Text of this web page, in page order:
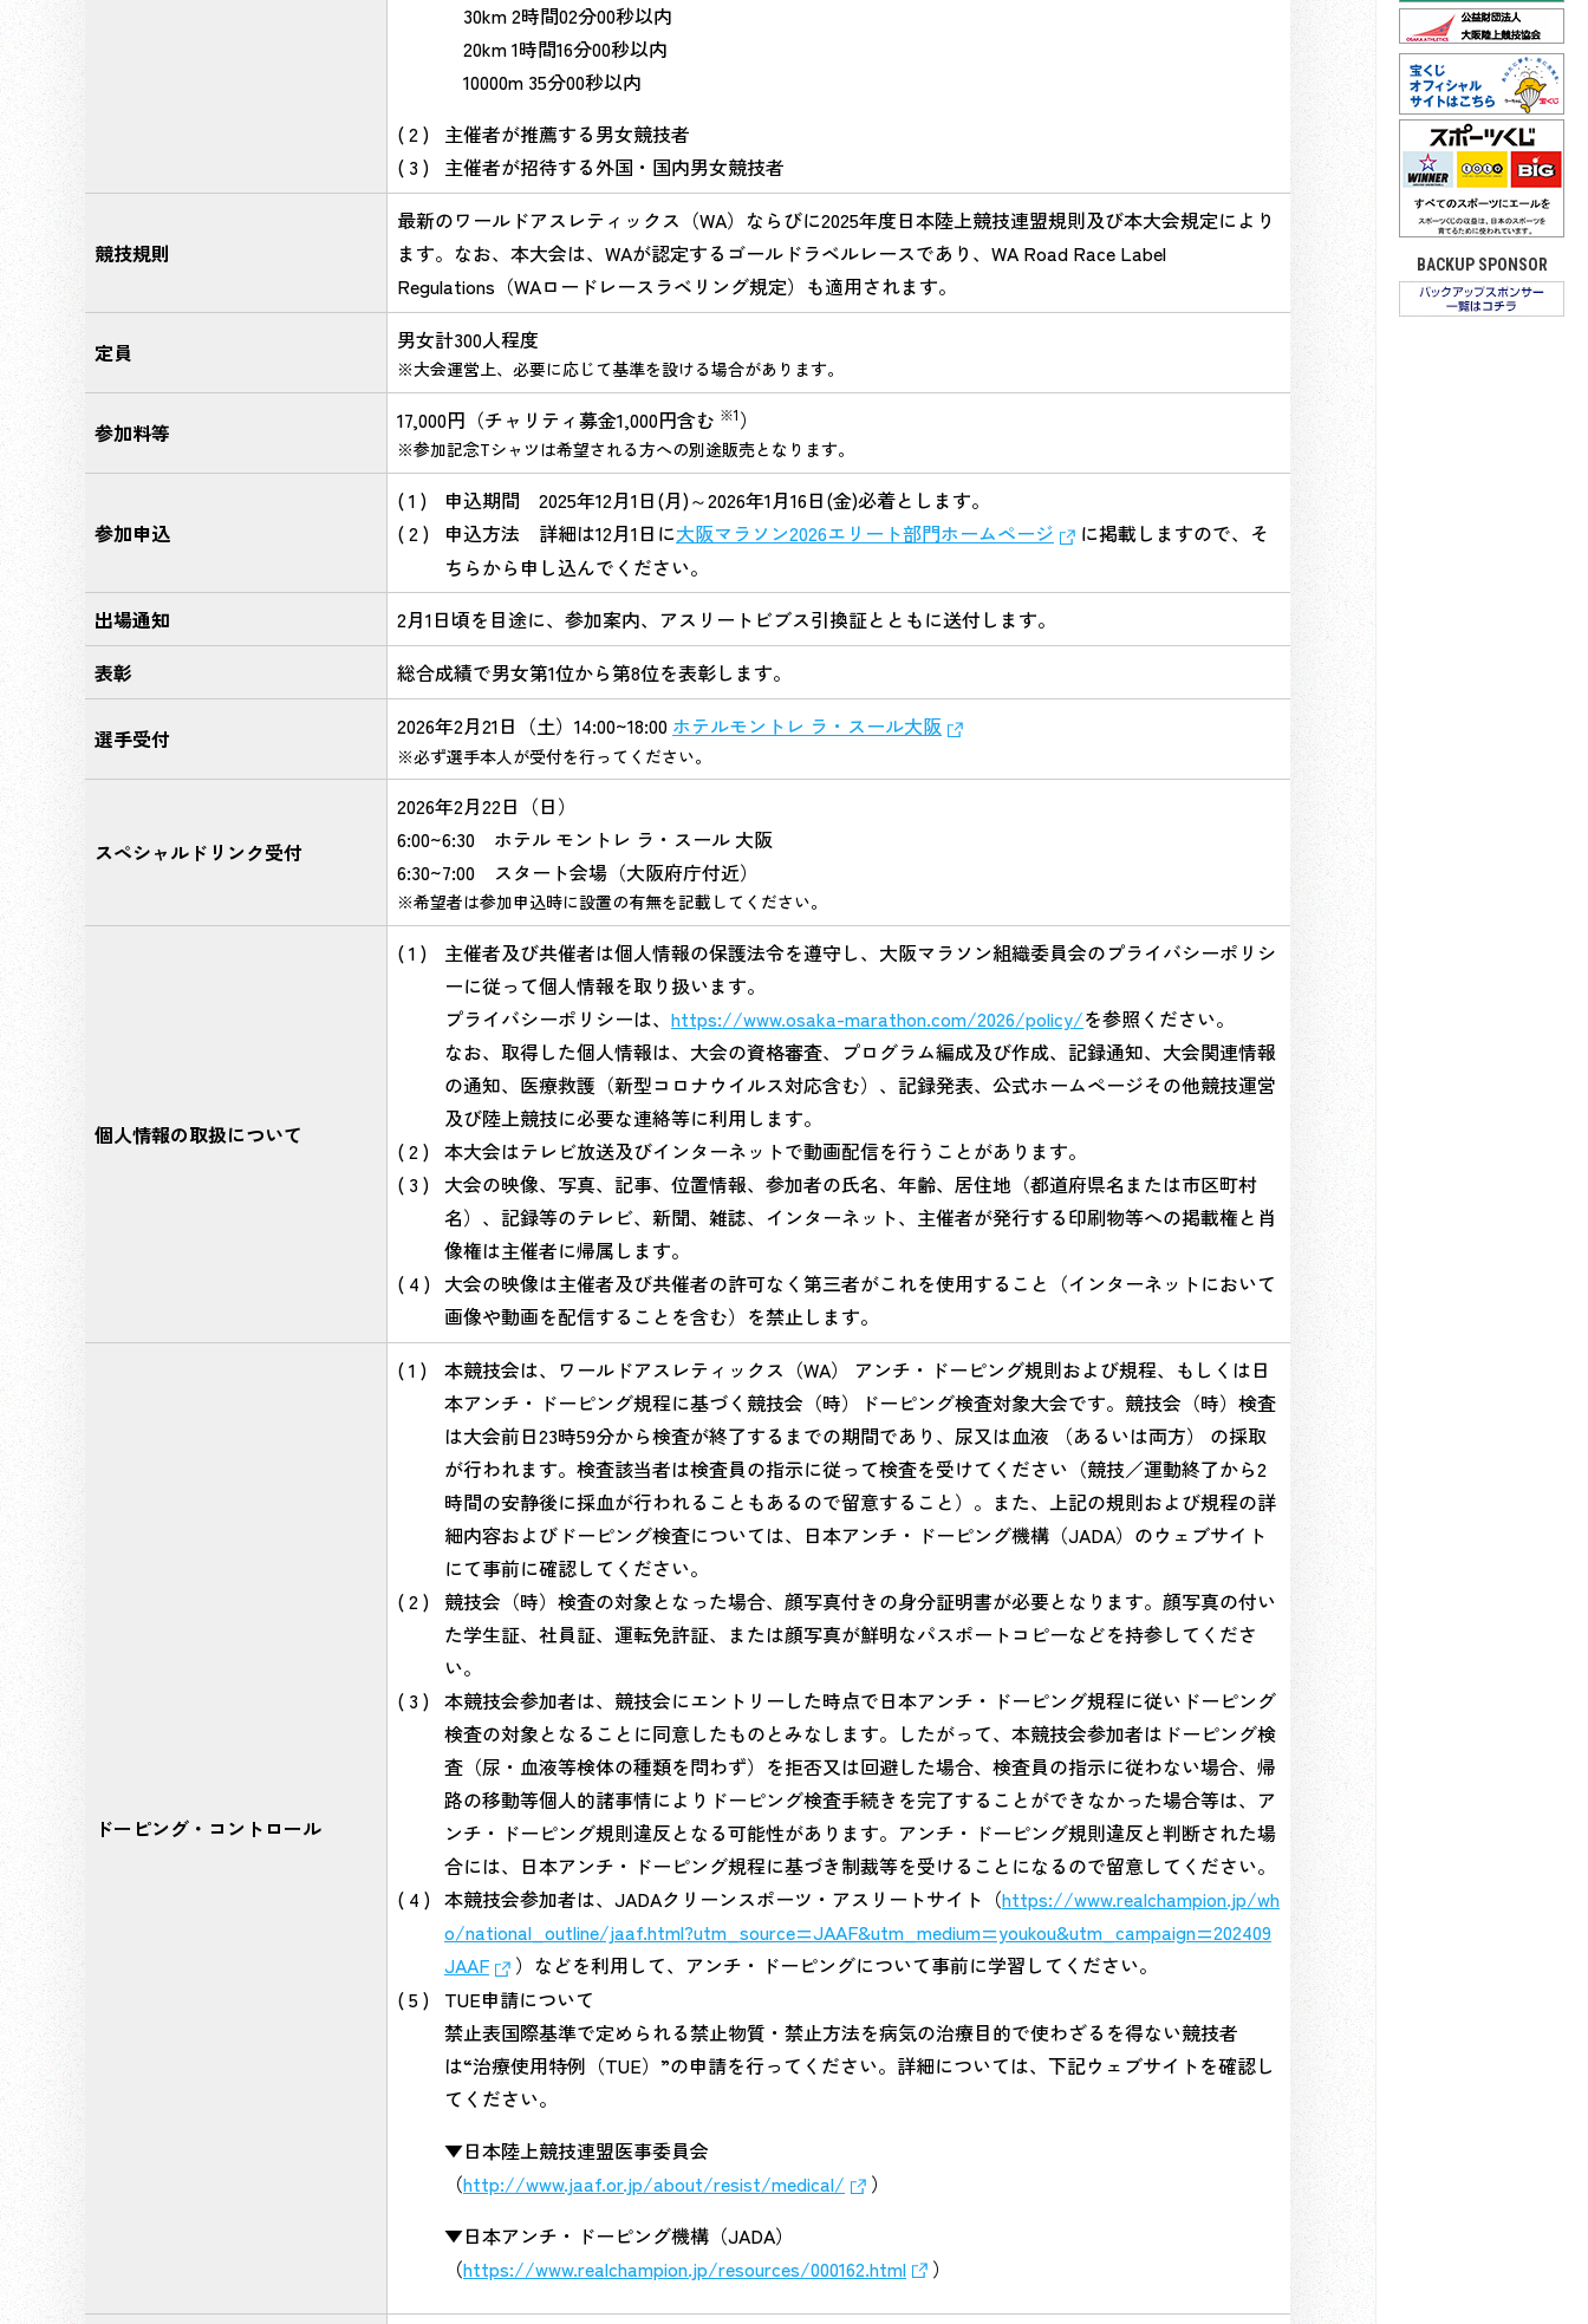
30km 2時間02分00秒以内
20km 1時間16分00秒以内
10000m 35分00秒以内
主催者が推薦する男女競技者
主催者が招待する外国・国内男女競技者
競技規則
最新のワールドアスレティックス（WA）ならびに2025年度日本陸上競技連盟規則及び本大会規定により
ます。なお、本大会は、WAが認定するゴールドラベルレースであり、WA Road Race Label
Regulations（WAロードレースラベリング規定）も適用されます。
定員 男女計300人程度
大会運営上、必要に応じて基準を設ける場合があります。
参加料等 17,000円（チャリティ募金1,000円含む ※1）
参加記念Tシャツは希望される方への別途販売となります。
参加申込
申込期間 2025年12月1日(月)～2026年1月16日(金)必着とします。
申込方法 詳細は12月1日に大阪マラソン2026エリート部門ホームページ
に掲載しますので、そ
ちらから申し込んでください。
出場通知
2月1日頃を目途に、参加案内、アスリートビブス引換証とともに送付します。
表彰
総合成績で男女第1位から第8位を表彰します。
選手受付 2026年2月21日（土）14:00~18:00 ホテルモントレ ラ・スール大阪
必ず選手本人が受付を行ってください。
スペシャルドリンク受付
2026年2月22日（日）
6:00~6:30 ホテル モントレ ラ・スール 大阪
6:30~7:00 スタート会場（大阪府庁付近）
希望者は参加申込時に設置の有無を記載してください。
個人情報の取扱について
主催者及び共催者は個人情報の保護法令を遵守し、大阪マラソン組織委員会のプライバシーポリシ
ーに従って個人情報を取り扱います。
プライバシーポリシーは、 https://www.osaka-marathon.com/2026/policy/を参照ください。
なお、取得した個人情報は、大会の資格審査、プログラム編成及び作成、記録通知、大会関連情報
の通知、医療救護（新型コロナウイルス対応含む）、記録発表、公式ホームページその他競技運営
及び陸上競技に必要な連絡等に利用します。
本大会はテレビ放送及びインターネットで動画配信を行うことがあります。
大会の映像、写真、記事、位置情報、参加者の氏名、年齢、居住地（都道府県名または市区町村
名）、記録等のテレビ、新聞、雑誌、インターネット、主催者が発行する印刷物等への掲載権と肖
像権は主催者に帰属します。
大会の映像は主催者及び共催者の許可なく第三者がこれを使用すること（インターネットにおいて
画像や動画を配信することを含む）を禁止します。
ドーピング・コントロール
本競技会は、ワールドアスレティックス（WA） アンチ・ドーピング規則および規程、もしくは日
本アンチ・ドーピング規程に基づく競技会（時）ドーピング検査対象大会です。競技会（時）検査
は大会前日23時59分から検査が終了するまでの期間であり、尿又は血液 （あるいは両方） の採取
が行われます。検査該当者は検査員の指示に従って検査を受けてください（競技／運動終了から2
時間の安静後に採血が行われることもあるので留意すること）。また、上記の規則および規程の詳
細内容およびドーピング検査については、日本アンチ・ドーピング機構（JADA）のウェブサイト
にて事前に確認してください。
競技会（時）検査の対象となった場合、顔写真付きの身分証明書が必要となります。顔写真の付い
た学生証、社員証、運転免許証、または顔写真が鮮明なパスポートコピーなどを持参してくださ
い。
本競技会参加者は、競技会にエントリーした時点で日本アンチ・ドーピング規程に従いドーピング
検査の対象となることに同意したものとみなします。したがって、本競技会参加者はドーピング検
査（尿・血液等検体の種類を問わず）を拒否又は回避した場合、検査員の指示に従わない場合、帰
路の移動等個人的諸事情によりドーピング検査手続きを完了することができなかった場合等は、ア
ンチ・ドーピング規則違反となる可能性があります。アンチ・ドーピング規則違反と判断された場
合には、日本アンチ・ドーピング規程に基づき制裁等を受けることになるので留意してください。
本競技会参加者は、JADAクリーンスポーツ・アスリートサイト（https://www.realchampion.jp/wh
o/national_outline/jaaf.html?utm_source=JAAF&utm_medium=youkou&utm_campaign=202409
JAAF
）などを利用して、アンチ・ドーピングについて事前に学習してください。
TUE申請について
禁止表国際基準で定められる禁止物質・禁止方法を病気の治療目的で使わざるを得ない競技者
は“治療使用特例（TUE）”の申請を行ってください。詳細については、下記ウェブサイトを確認し
てください。
▼日本陸上競技連盟医事委員会
（http://www.jaaf.or.jp/about/resist/medical/
）
▼日本アンチ・ドーピング機構（JADA）
（https://www.realchampion.jp/resources/000162.html ）
BACKUP SPONSOR